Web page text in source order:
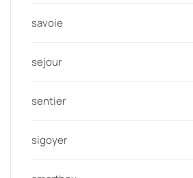
savoie
sejour
sentier
sigoyer